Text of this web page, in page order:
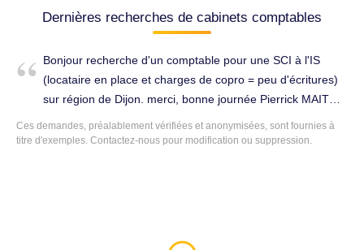
Dernières recherches de cabinets comptables
Bonjour recherche d'un comptable pour une SCI à l'IS
(locataire en place et charges de copro = peu d'écritures)
sur région de Dijon. merci, bonne journée Pierrick MAITRE.
Tenue complète de la comptabilité à Chevigny-Saint-
Sauveur (21800).
Ces demandes, préalablement vérifiées et anonymisées, sont fournies à
titre d'exemples. Contactez-nous pour modification ou suppression.